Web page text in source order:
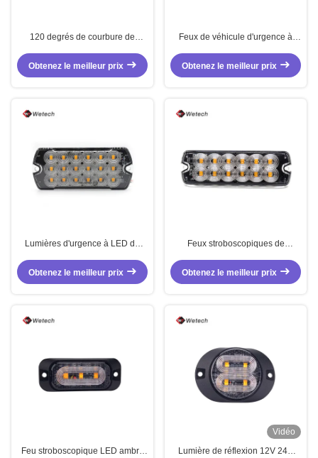
120 degrés de courbure de
feux d'urgence de véhicule
Obtenez le meilleur prix
Feux de véhicule d'urgence à
LED pour camion
Obtenez le meilleur prix
Lumières d'urgence à LED de
Obtenez le meilleur prix
Feux stroboscopiques de
pour camion
Obtenez le meilleur prix
Feu stroboscopique LED ambre
Vidéo
Lumière de réflexion 12V 24V